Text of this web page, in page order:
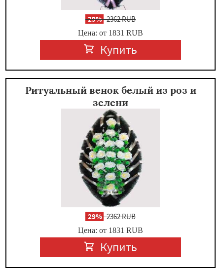
-29%2362 RUB
Цена: от 1831 RUB
Купить
Ритуальный венок белый из роз и
зелени
-29%2362 RUB
Цена: от 1831 RUB
Купить